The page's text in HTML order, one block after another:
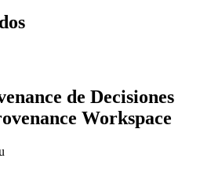
de Decisiones
Workspace